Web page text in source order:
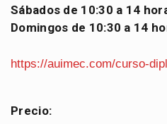
Sábados de 10:30 a 14
Domingos de 10:30 a 14
https://auimec.com/curso-
Precio: